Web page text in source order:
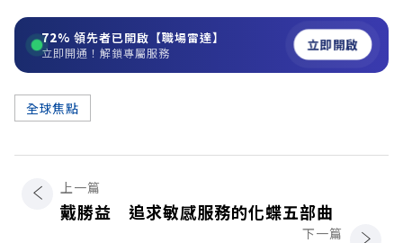
72% 領先者已開啟【職場雷達】
立即開通！解鎖專屬服務 立即開啟
全球焦點
上一篇
戴勝益 追求敏感服務的化蝶五部曲
下一篇